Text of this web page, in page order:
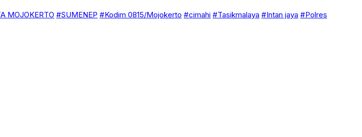
MOJOKERTO #SUMENEP #Kodim 0815/Mojokerto #cimahi #Tasikmalaya #Intan jaya #Polres